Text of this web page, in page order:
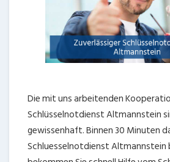
Die mit uns arbeitenden
Schlüsselnotdienst Altmannstein
gewissenhaft. Binnen 30 Minuten
Schluesselnotdienst Altmannstein